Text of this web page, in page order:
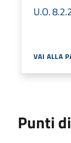
U.O.
VAI ALLA
Punti